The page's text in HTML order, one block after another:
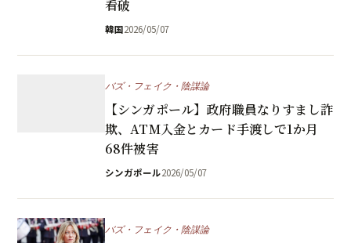
看破
韓国2026/05/07
バズ・フェイク・陰謀論
【シンガポール】政府職員なりすまし詐
欺、ATM入金とカード手渡しで1か月
68件被害
シンガポール2026/05/07
バズ・フェイク・陰謀論